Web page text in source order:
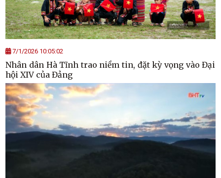
7/1/2026 10:05:02
Nhân dân Hà Tĩnh trao niềm tin, đặt kỳ vọng vào Đại
hội XIV của Đảng